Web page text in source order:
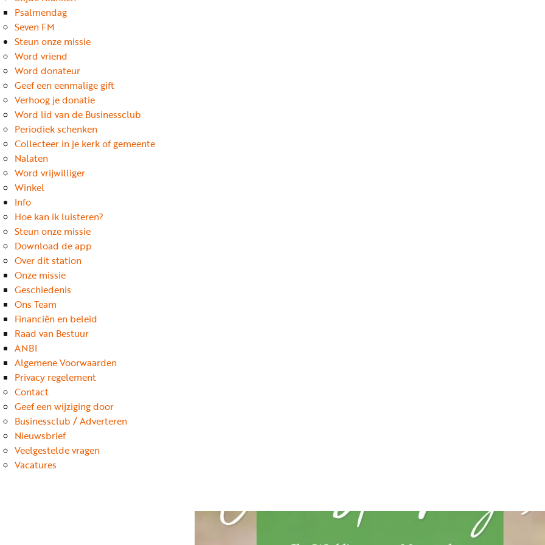
Psalmendag
Seven FM
Steun onze missie
Word vriend
Word donateur
Geef een eenmalige gift
Verhoog je donatie
Word lid van de Businessclub
Periodiek schenken
Collecteer in je kerk of gemeente
Nalaten
Word vrijwilliger
Winkel
Info
Hoe kan ik luisteren?
Steun onze missie
Download de app
Over dit station
Onze missie
Geschiedenis
Ons Team
Financiën en beleid
Raad van Bestuur
ANBI
Algemene Voorwaarden
Privacy regelement
Contact
Geef een wijziging door
Businessclub / Adverteren
Nieuwsbrief
Veelgestelde vragen
Vacatures
nu
vriend
Businessclub
Adverteren
Winkel
Privacy
reglement
Algemene
voorwaarden